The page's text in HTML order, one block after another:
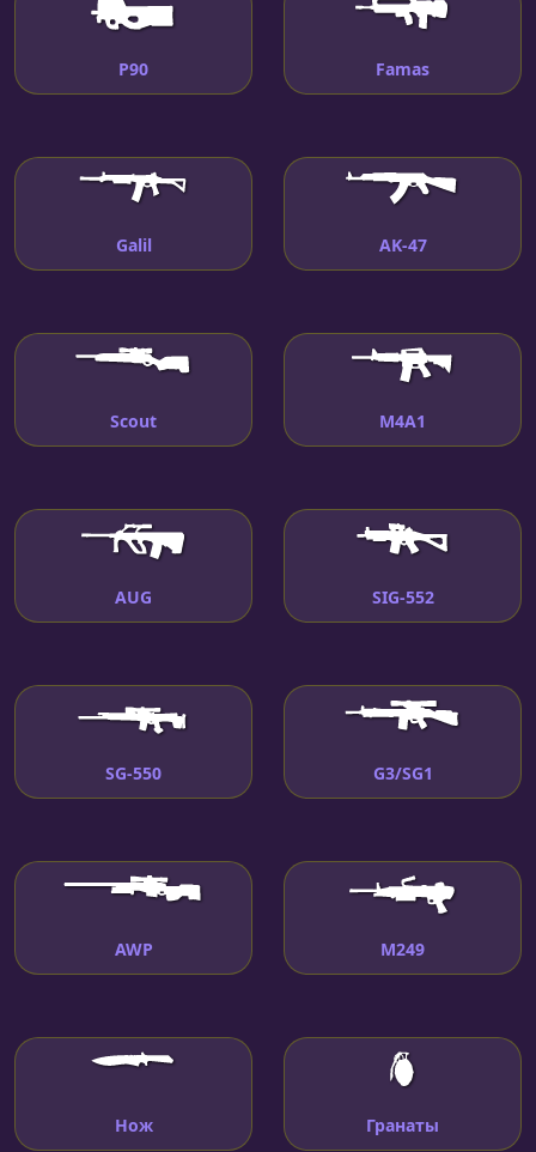
P90 Famas
Galil AK-47
Scout M4A1
AUG SIG-552
SG-550 G3/SG1
AWP M249
Нож Гранаты